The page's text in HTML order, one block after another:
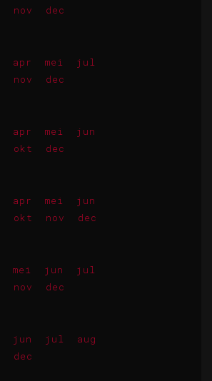
nov dec
apr mei
jul
nov dec
apr mei
jun
okt dec
apr mei
jun
okt nov dec
mei jun
jul
nov dec
jun jul
aug
dec